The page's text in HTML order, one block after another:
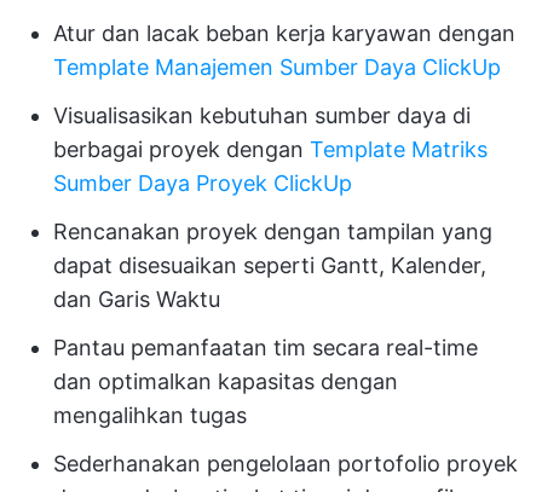
Atur dan lacak beban kerja karyawan dengan
Template Manajemen Sumber Daya ClickUp
Visualisasikan kebutuhan sumber daya di
berbagai proyek dengan Template Matriks
Sumber Daya Proyek ClickUp
Rencanakan proyek dengan tampilan yang
dapat disesuaikan seperti Gantt, Kalender,
dan Garis Waktu
Pantau pemanfaatan tim secara real-time
dan optimalkan kapasitas dengan
mengalihkan tugas
Sederhanakan pengelolaan portofolio proyek